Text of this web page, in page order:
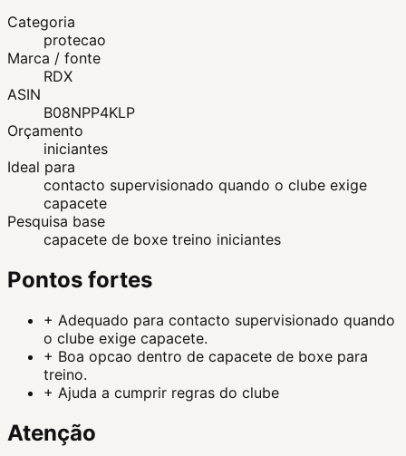
Categoria
protecao
Marca / fonte
RDX
ASIN
B08NPP4KLP
Orçamento
iniciantes
Ideal para
contacto supervisionado quando o clube exige
capacete
Pesquisa base
capacete de boxe treino iniciantes
Pontos fortes
+ Adequado para contacto supervisionado quando
o clube exige capacete.
+ Boa opcao dentro de capacete de boxe para
treino.
+ Ajuda a cumprir regras do clube
Atenção